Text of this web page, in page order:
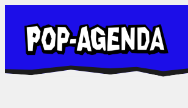
naar
inhoud